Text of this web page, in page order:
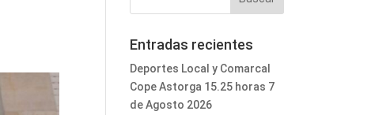
Entradas recientes
Deportes Local y Comarcal
Cope Astorga 15.25 horas 7
de Agosto 2026